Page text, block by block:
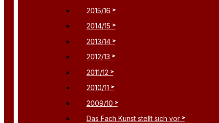
2015/16
2014/15
2013/14
2012/13
2011/12
2010/11
2009/10
Das Fach Kunst stellt sich vor